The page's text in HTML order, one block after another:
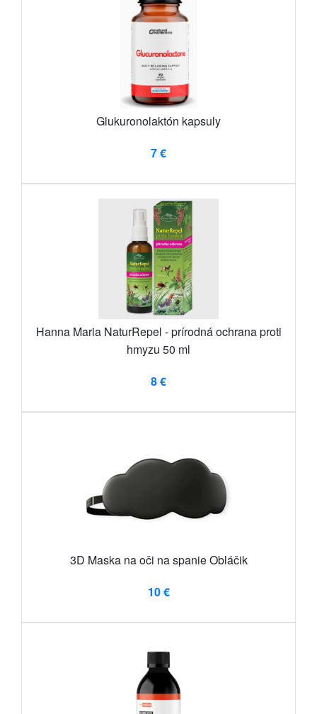
Glukuronolaktón kapsuly
7 €
Hanna Maria NaturRepel - prírodná ochrana proti
hmyzu 50 ml
8 €
3D Maska na oči na spanie Obláčik
10 €